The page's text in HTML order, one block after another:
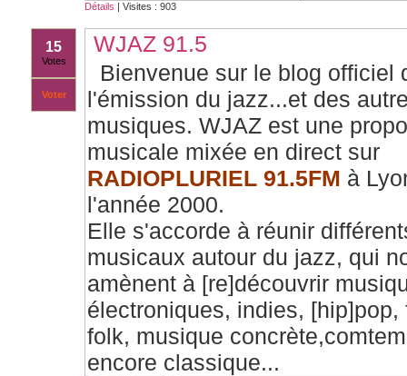
Détails | Visites : 903
15
Votes
Voter
WJAZ 91.5
Bienvenue sur le blog officiel
l'émission du jazz...et des
musiques. WJAZ est une
musicale mixée en direct sur
RADIOPLURIEL 91.5FM à
l'année 2000.
Elle s'accorde à réunir
musicaux autour du jazz, qui
amènent à [re]découvrir
électroniques, indies, [hip]pop,
folk, musique
encore classique...